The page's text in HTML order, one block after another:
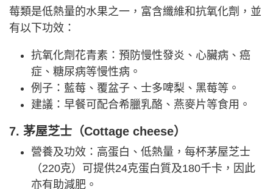
莓類是低熱量的水果之一，富含纖維和抗氧化劑，並
有以下功效：
抗氧化劑花青素：預防慢性發炎、心臟病、癌
症、糖尿病等慢性病。
例子：藍莓、覆盆子、士多啤梨、黑莓等。
建議：早餐可配合希臘乳酪、燕麥片等食用。
7. 茅屋芝士（Cottage cheese）
營養及功效：高蛋白、低熱量，每杯茅屋芝士
（220克）可提供24克蛋白質及180千卡，因此
亦有助減肥。